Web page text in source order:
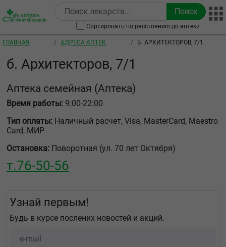
Сортировать по расстоянию до аптеки
Строка навигации
ГЛАВНАЯ АДРЕСА АПТЕК Б. АРХИТЕКТОРОВ, 7/1
б. Архитекторов, 7/1
Аптека семейная (Аптека)
Время работы: 9:00-22:00
Тип оплаты: Наличный расчет, Visa, MasterCard, Maestro
Card, МИР
Остановка: Поворотная (ул. 70 лет Октября)
т.76-50-56
Узнай первым!
Будь в курсе послених новостей и акций.